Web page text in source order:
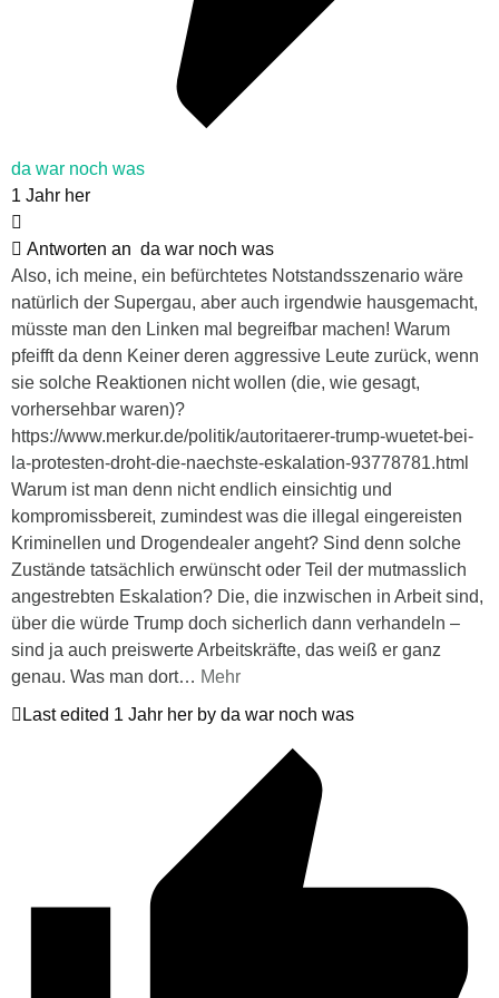
da war noch was
1 Jahr her
Antworten an da war noch was
Also, ich meine, ein befürchtetes Notstandsszenario wäre
natürlich der Supergau, aber auch irgendwie hausgemacht,
müsste man den Linken mal begreifbar machen! Warum
pfeifft da denn Keiner deren aggressive Leute zurück, wenn
sie solche Reaktionen nicht wollen (die, wie gesagt,
vorhersehbar waren)?
https://www.merkur.de/politik/autoritaerer-trump-wuetet-bei-
la-protesten-droht-die-naechste-eskalation-93778781.html
Warum ist man denn nicht endlich einsichtig und
kompromissbereit, zumindest was die illegal eingereisten
Kriminellen und Drogendealer angeht? Sind denn solche
Zustände tatsächlich erwünscht oder Teil der mutmasslich
angestrebten Eskalation? Die, die inzwischen in Arbeit sind,
über die würde Trump doch sicherlich dann verhandeln –
sind ja auch preiswerte Arbeitskräfte, das weiß er ganz
genau. Was man dort… Mehr
Last edited 1 Jahr her by da war noch was